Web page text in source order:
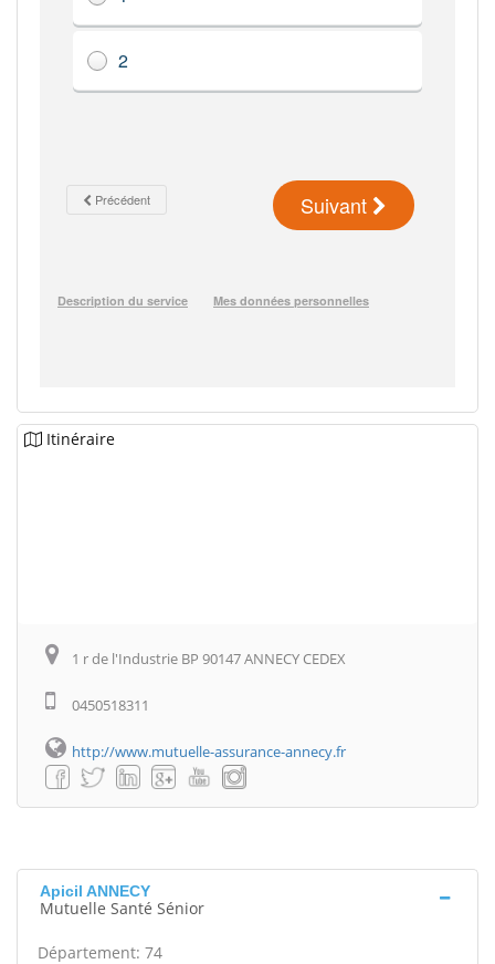
Itinéraire
1 r de l'Industrie BP 90147 ANNECY CEDEX
0450518311
http://www.mutuelle-assurance-annecy.fr
Apicil ANNECY
Mutuelle Santé Sénior
Département: 74